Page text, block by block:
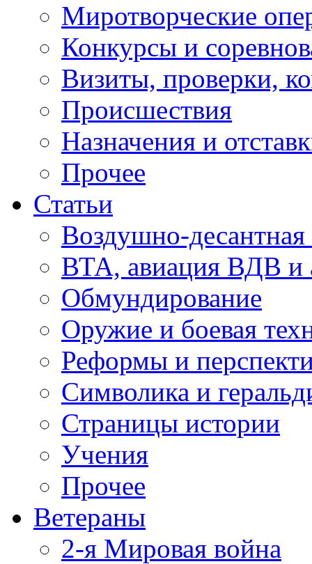
Миротворческие
Конкурсы и
Визиты, проверки,
Происшествия
Назначения и
Прочее
Статьи
Воздушно-десантная
ВТА, авиация ВДВ и
Обмундирование
Оружие и боевая
Реформы и
Символика и
Страницы истории
Учения
Прочее
Ветераны
2-я Мировая война